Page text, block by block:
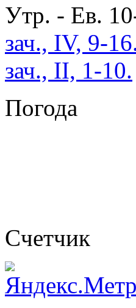
Утр. - Ев.
зач., IV, 9-
зач., II, 1-10.
Погода
Cчетчик